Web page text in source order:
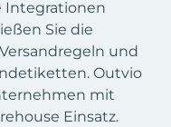
Integrationen
Sie die
und
Outvio
mit
Einsatz.